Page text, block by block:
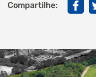
Compartilhe: